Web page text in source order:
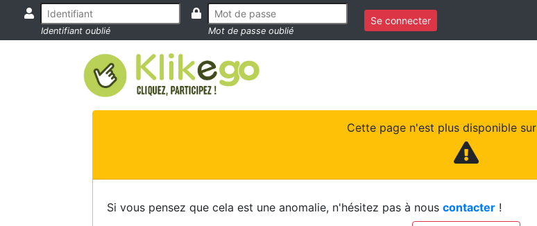
Identifiant oublié Mot de passe oublié
Se connecter
Cette page n'est plus disponible sur
Si vous pensez que cela est une anomalie, n'hésitez pas à nous contacter !